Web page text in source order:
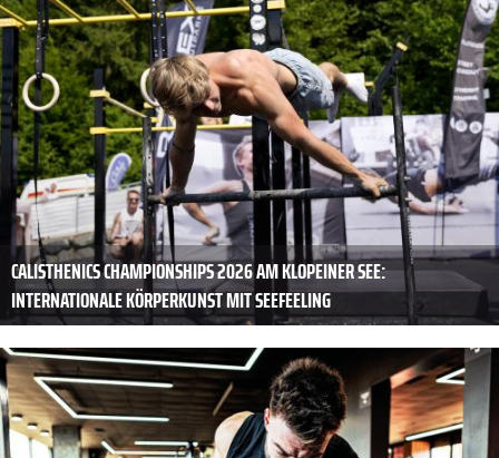
CALISTHENICS CHAMPIONSHIPS 2026 AM KLOPEINER SEE:
INTERNATIONALE KÖRPERKUNST MIT SEEFEELING